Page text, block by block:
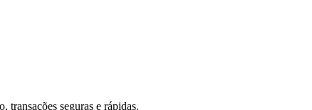
seguras e rápidas.